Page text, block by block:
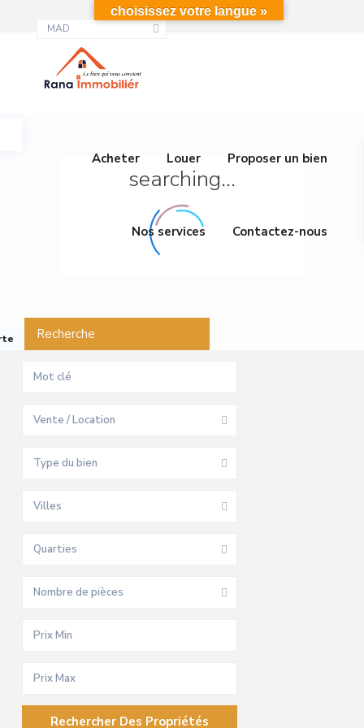
MAD
Acheter Louer Proposer un bien
Nos services Contactez-nous
searching...
Recherche
Vente / Location
Type du bien
Villes
Quarties
Nombre de pièces
choisissez votre langue »